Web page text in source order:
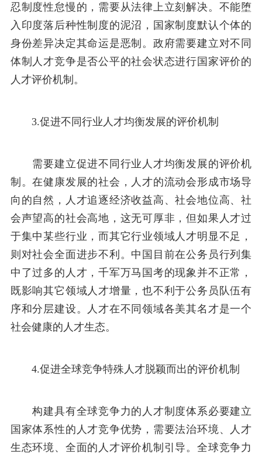
忍制度性怠慢的，需要从法律上立刻解决。不能堕
入印度落后种性制度的泥沼，国家制度默认个体的
身份差异决定其命运是恶制。政府需要建立对不同
体制人才竞争是否公平的社会状态进行国家评价的
人才评价机制。
3.促进不同行业人才均衡发展的评价机制
需要建立促进不同行业人才均衡发展的评价机
制。在健康发展的社会，人才的流动会形成市场导
向的自然，人才追逐经济收益高、社会地位高、社
会声望高的社会高地，这无可厚非，但如果人才过
于集中某些行业，而其它行业领域人才明显不足，
则对社会全面进步不利。中国目前在公务员行列集
中了过多的人才，千军万马国考的现象并不正常，
既影响其它领域人才增量，也不利于公务员队伍有
序和分层建设。人才在不同领域各美其名才是一个
社会健康的人才生态。
4.促进全球竞争特殊人才脱颖而出的评价机制
构建具有全球竞争力的人才制度体系必要建立
国家体系性的人才竞争优势，需要法治环境、人才
生态环境、全面的人才评价机制引导。全球竞争力